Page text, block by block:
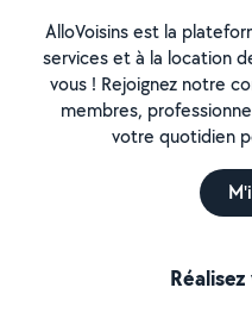
AlloVoisins est la
services et à la location
vous ! Rejoignez notre
membres,
votre quotidien